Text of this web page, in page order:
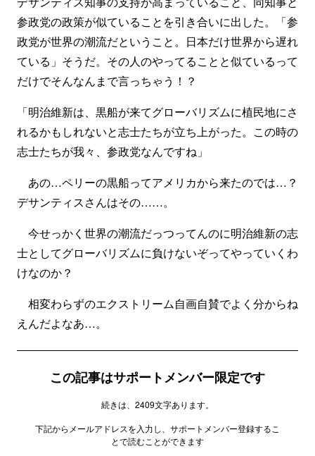
参政党の政策が似ていることを引き合いに出した。「参
政党が世界の潮流だということ。日本だけ世界から遅れ
ている」そうだ。その人のやってることと似ているって
だけでそんなんまで言っちゃう！？
「明治維新は、黒船が来てグローバリズムに植民地にさ
れるかもしれないと志士たちが立ち上がった。この時の
志士たちが我々、参政党なんですね」
あの…ペリーの黒船ってアメリカから来たのでは…？
デサンティスさんはその……。
今せっかく世界の潮流だっつってんのに明治維新の志
士としてグローバリズムに負けないぞってやっていくわ
けなのか？
相変わらずのエクストリーム自画自賛でよく分からね
えんだよなあ…。
この記事はサポートメンバー限定です
続きは、2409文字あります。
下記からメールアドレスを入力し、サポートメンバー登録するこ
とで読むことができます